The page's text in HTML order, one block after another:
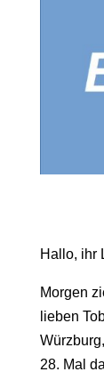
Hallo, ihr
Morgen
lieben
28. Mal